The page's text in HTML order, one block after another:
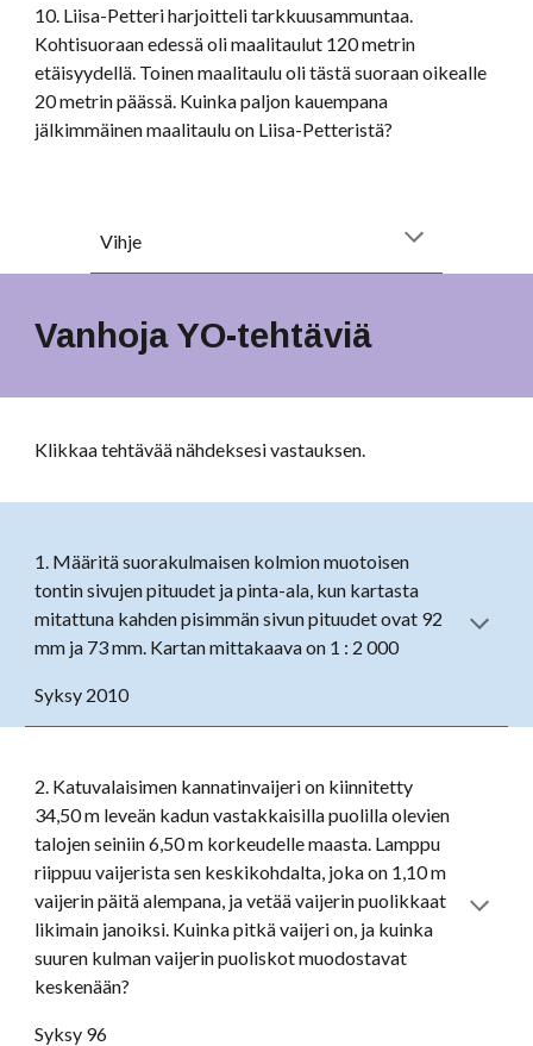
10. Liisa-Petteri harjoitteli tarkkuusammuntaa.
Kohtisuoraan edessä oli maalitaulut 120 metrin
etäisyydellä. Toinen maalitaulu oli tästä suoraan oikealle
20 metrin päässä. Kuinka paljon kauempana
jälkimmäinen maalitaulu on Liisa-Petteristä?
Vihje
Vanhoja YO-tehtäviä
Klikkaa tehtävää nähdeksesi vastauksen.
1. Määritä suorakulmaisen kolmion muotoisen
tontin sivujen pituudet ja pinta-ala, kun kartasta
mitattuna kahden pisimmän sivun pituudet ovat 92
mm ja 73 mm. Kartan mittakaava on 1 : 2 000
Syksy 2010
2. Katuvalaisimen kannatinvaijeri on kiinnitetty
34,50 m leveän kadun vastakkaisilla puolilla olevien
talojen seiniin 6,50 m korkeudelle maasta. Lamppu
riippuu vaijerista sen keskikohdalta, joka on 1,10 m
vaijerin päitä alempana, ja vetää vaijerin puolikkaat
likimain janoiksi. Kuinka pitkä vaijeri on, ja kuinka
suuren kulman vaijerin puoliskot muodostavat
keskenään?
Syksy 96